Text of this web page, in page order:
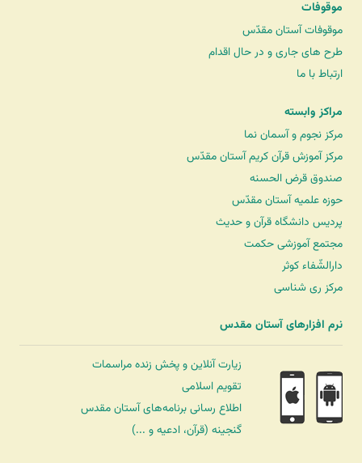
موقوفات
موقوفات آستان مقدّس
طرح های جاری و در حال اقدام
ارتباط با ما
مراکز وابسته
مرکز نجوم و آسمان نما
مرکز آموزش قرآن کریم آستان مقدّس
صندوق قرض الحسنه
حوزه علمیه آستان مقدّس
پردیس دانشگاه قرآن و حدیث
مجتمع آموزشی حکمت
دارالشّفاء کوثر
مرکز ری شناسی
نرم افزارهای آستان مقدس
زیارت آنلاین و پخش زنده مراسمات
تقویم اسلامی
اطلاع رسانی برنامه‌های آستان مقدس
گنجینه (قرآن، ادعیه و ...)